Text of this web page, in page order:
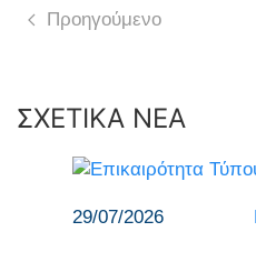
Προηγούμενο
ΣΧΕΤΙΚΑ ΝΕΑ
29/07/2026